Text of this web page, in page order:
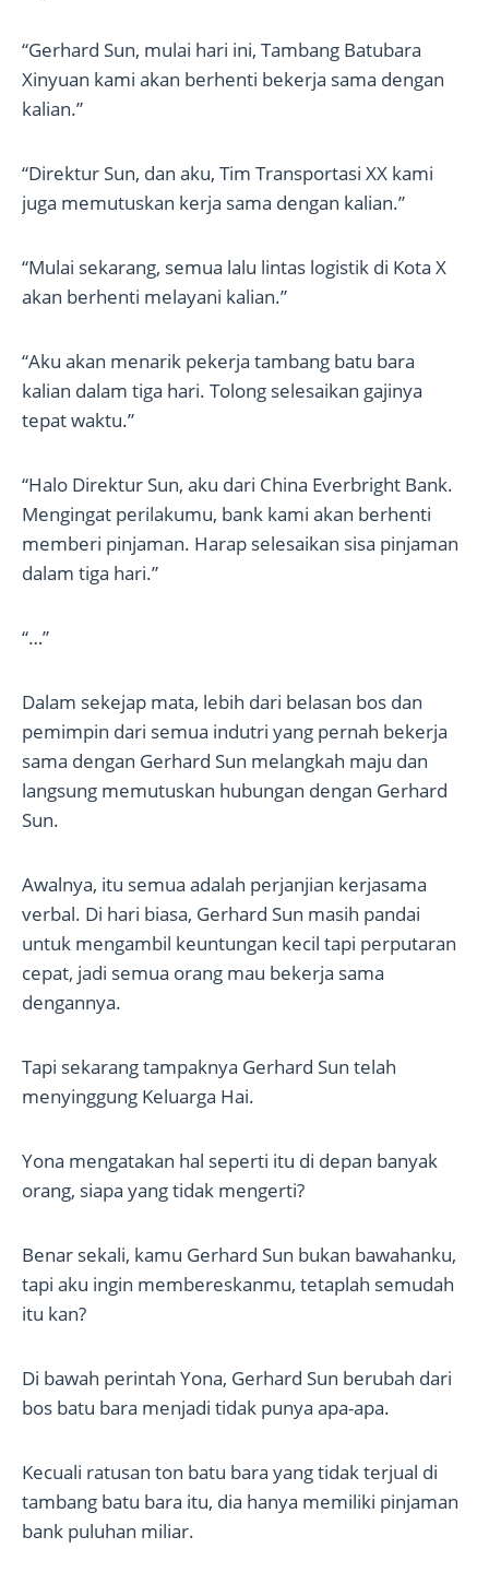
“Gerhard Sun, mulai hari ini, Tambang Batubara
Xinyuan kami akan berhenti bekerja sama dengan
kalian.”
“Direktur Sun, dan aku, Tim Transportasi XX kami
juga memutuskan kerja sama dengan kalian.”
“Mulai sekarang, semua lalu lintas logistik di Kota X
akan berhenti melayani kalian.”
“Aku akan menarik pekerja tambang batu bara
kalian dalam tiga hari. Tolong selesaikan gajinya
tepat waktu.”
“Halo Direktur Sun, aku dari China Everbright Bank.
Mengingat perilakumu, bank kami akan berhenti
memberi pinjaman. Harap selesaikan sisa pinjaman
dalam tiga hari.”
“…”
Dalam sekejap mata, lebih dari belasan bos dan
pemimpin dari semua indutri yang pernah bekerja
sama dengan Gerhard Sun melangkah maju dan
langsung memutuskan hubungan dengan Gerhard
Sun.
Awalnya, itu semua adalah perjanjian kerjasama
verbal. Di hari biasa, Gerhard Sun masih pandai
untuk mengambil keuntungan kecil tapi perputaran
cepat, jadi semua orang mau bekerja sama
dengannya.
Tapi sekarang tampaknya Gerhard Sun telah
menyinggung Keluarga Hai.
Yona mengatakan hal seperti itu di depan banyak
orang, siapa yang tidak mengerti?
Benar sekali, kamu Gerhard Sun bukan bawahanku,
tapi aku ingin membereskanmu, tetaplah semudah
itu kan?
Di bawah perintah Yona, Gerhard Sun berubah dari
bos batu bara menjadi tidak punya apa-apa.
Kecuali ratusan ton batu bara yang tidak terjual di
tambang batu bara itu, dia hanya memiliki pinjaman
bank puluhan miliar.